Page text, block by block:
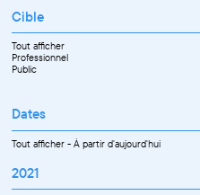
Cible
Tout afficher
Professionnel
Public
Dates
Tout afficher-À partir d'aujourd'hui
2021